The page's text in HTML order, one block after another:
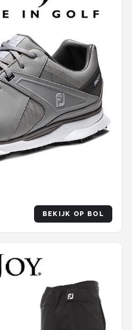
BEKIJK OP BOL